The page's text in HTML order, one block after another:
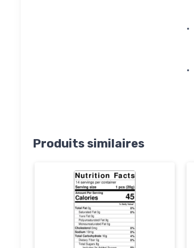
Produits similaires